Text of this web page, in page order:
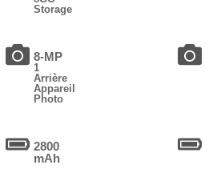
Storage
8-MP
1
Arrière
Appareil
Photo
2800
mAh